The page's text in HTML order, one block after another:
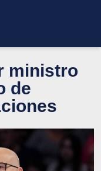
ministro
de